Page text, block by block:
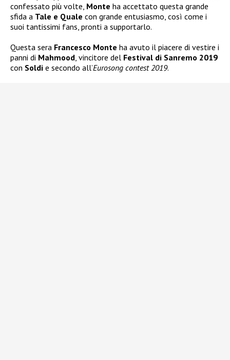
confessato più volte, Monte ha accettato questa grande
sfida a Tale e Quale con grande entusiasmo, così come i
suoi tantissimi fans, pronti a supportarlo.
Questa sera Francesco Monte ha avuto il piacere di vestire i
panni di Mahmood , vincitore del Festival di Sanremo 2019
con Soldi e secondo all’Eurosong contest 2019.